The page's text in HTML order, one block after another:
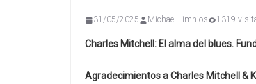
31/05/2025 Michael Limnios 1319
Charles Mitchell: El alma del blues.
Agradecimientos a Charles Mitchell &